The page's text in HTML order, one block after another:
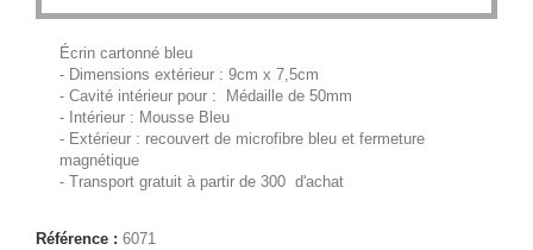
Écrin cartonné bleu
- Dimensions extérieur : 9cm x 7,5cm
- Cavité intérieur pour : Médaille de 50mm
- Intérieur : Mousse Bleu
- Extérieur : recouvert de microfibre bleu et fermeture
magnétique
- Transport gratuit à partir de 300  d'achat
Référence : 6071